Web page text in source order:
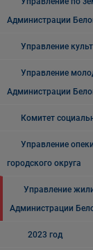
Администрации
Управление
Управление
Администрации
Комитет
Управление
городского округа
Управление
Администрации
2023 год